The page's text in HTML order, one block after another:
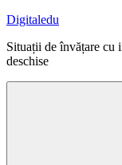
Digitaledu
Situații de învățare cu
deschise